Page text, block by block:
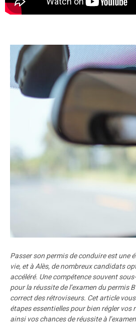
Passer son permis de conduire est une
vie, et à Alès, de nombreux candidats
accéléré. Une compétence souvent
pour la réussite de l’examen du permis
correct des rétroviseurs. Cet article
étapes essentielles pour bien régler
ainsi vos chances de réussite à